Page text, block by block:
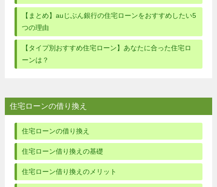
【まとめ】auじぶん銀行の住宅ローンをおすすめしたい5
つの理由
【タイプ別おすすめ住宅ローン】あなたに合った住宅ロ
ーンは？
住宅ローンの借り換え
住宅ローンの借り換え
住宅ローン借り換えの基礎
住宅ローン借り換えのメリット